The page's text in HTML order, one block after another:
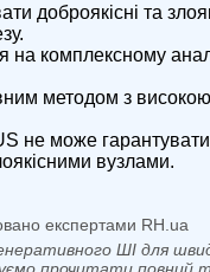
доброякісні та
на комплексному
методом з
не може
вузлами.
експертами RH.ua
ШІ для
прочитати повний